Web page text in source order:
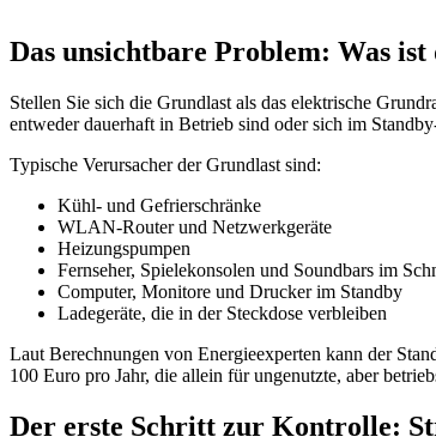
Das unsichtbare Problem: Was
Stellen Sie sich die Grundlast als das elektrische
entweder dauerhaft in Betrieb sind oder sich im
Typische Verursacher der Grundlast sind:
Kühl- und Gefrierschränke
WLAN-Router und Netzwerkgeräte
Heizungspumpen
Fernseher, Spielekonsolen und Soundbars im
Computer, Monitore und Drucker im Standby
Ladegeräte, die in der Steckdose verbleiben
Laut Berechnungen von Energieexperten kann der
100 Euro pro Jahr, die allein für ungenutzte, aber
Der erste Schritt zur Kontrolle: